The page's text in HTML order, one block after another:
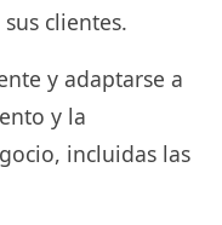
clientes.
y adaptarse a
y la
incluidas las